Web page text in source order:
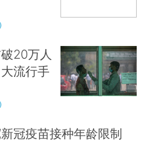
20万人
流行手
冠疫苗接种年龄限制